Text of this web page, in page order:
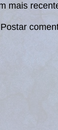
mais
Postar